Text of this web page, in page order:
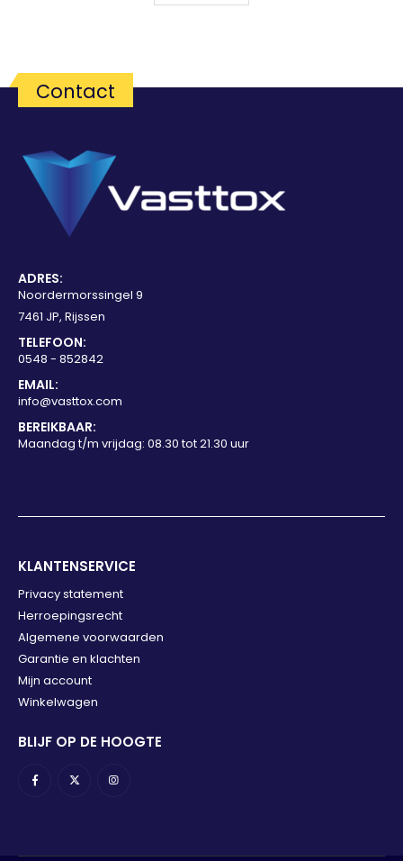
Contact
ADRES:
Noordermorssingel 9
7461 JP, Rijssen
TELEFOON:
0548 - 852842
EMAIL:
info@vasttox.com
BEREIKBAAR:
Maandag t/m vrijdag: 08.30 tot 21.30 uur
KLANTENSERVICE
Privacy statement
Herroepingsrecht
Algemene voorwaarden
Garantie en klachten
Mijn account
Winkelwagen
BLIJF OP DE HOOGTE